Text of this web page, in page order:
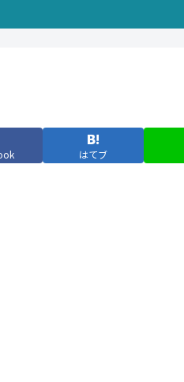
はてブ